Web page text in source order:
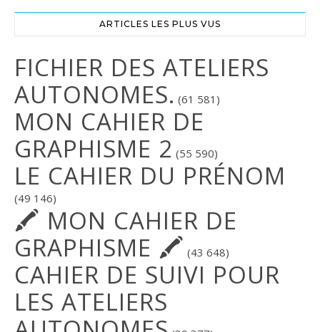
ARTICLES LES PLUS VUS
FICHIER DES ATELIERS
AUTONOMES. (61 581)
MON CAHIER DE
GRAPHISME 2 (55 590)
LE CAHIER DU PRÉNOM
(49 146)
🖍 MON CAHIER DE
GRAPHISME 🖍 (43 648)
CAHIER DE SUIVI POUR
LES ATELIERS